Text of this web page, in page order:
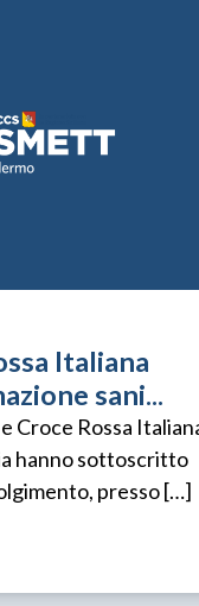
Italiana
sani...
Croce Rossa
hanno sottoscritto
presso […]